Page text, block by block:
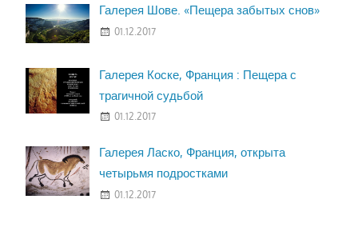
Галерея Шове. «Пещера забытых снов»
01.12.2017
Галерея Коске, Франция : Пещера с
трагичной судьбой
01.12.2017
Галерея Ласко, Франция, открыта
четырьмя подростками
01.12.2017